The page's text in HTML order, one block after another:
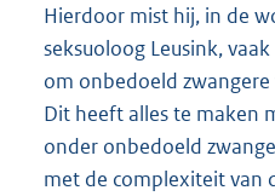
Hierdoor mist hij, in de
seksuoloog Leusink,
om onbedoeld
Dit heeft alles te maken
onder onbedoeld
met de complexiteit van